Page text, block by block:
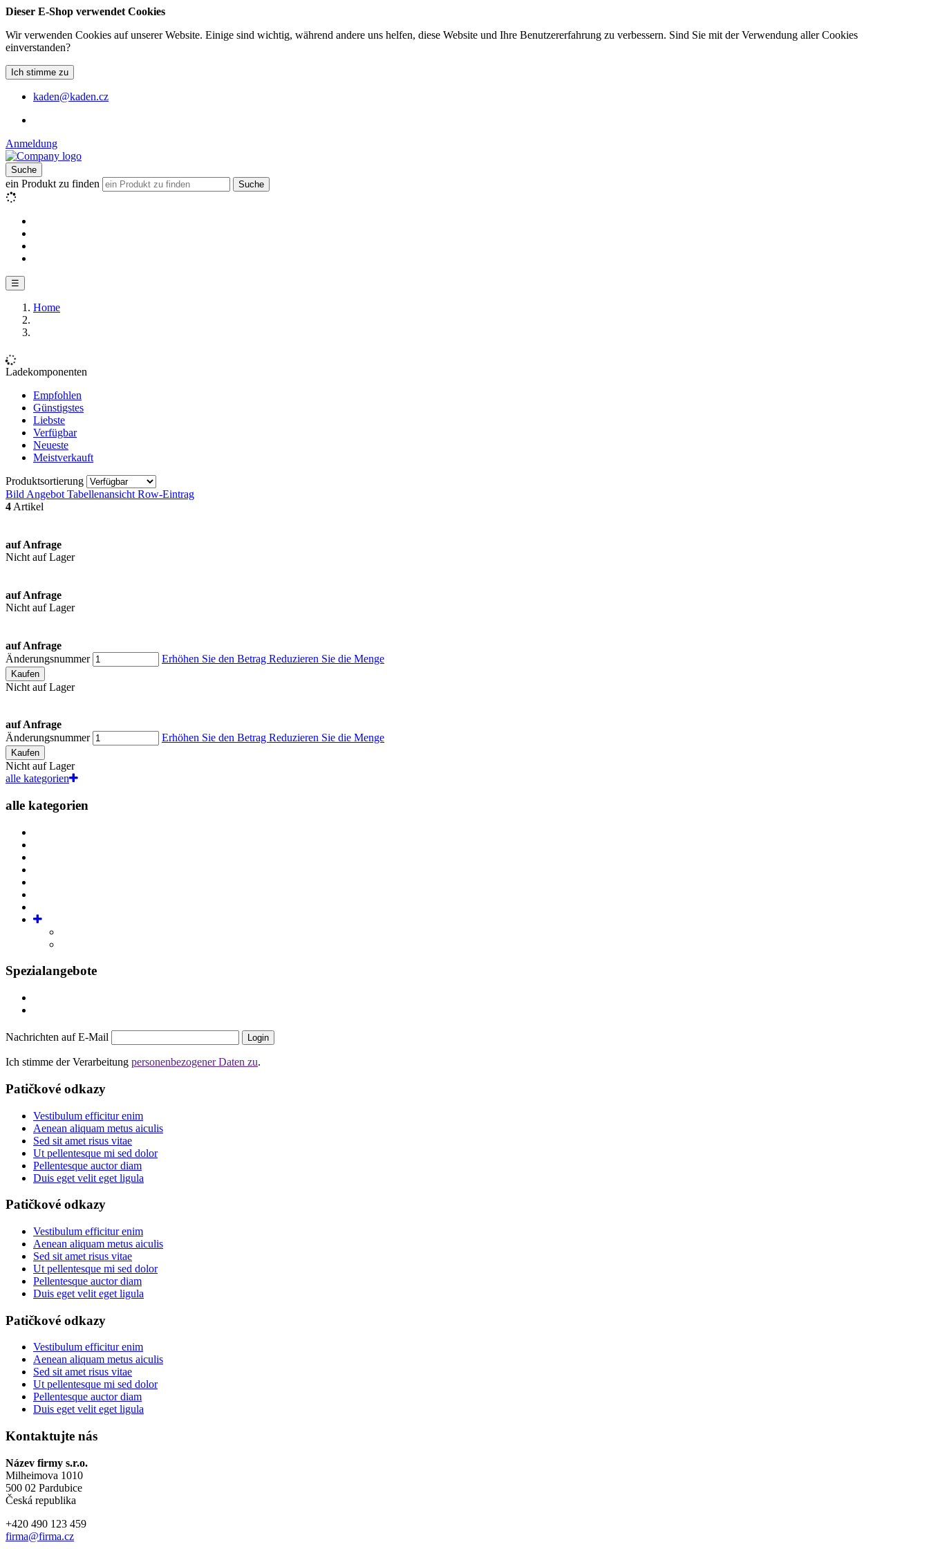
Dieser E-Shop verwendet Cookies
Wir verwenden Cookies auf unserer Website. Einige sind wichtig, während andere uns helfen, diese Website und Ihre Benutzererfahrung zu verbessern. Sind Sie mit der Verwendung aller Cookies
einverstanden?
Ich stimme zu
kaden@kaden.cz
Anmeldung
Suche
ein Produkt zu finden Suche
☰
Home
Ladekomponenten
Empfohlen
Günstigstes
Liebste
Verfügbar
Neueste
Meistverkauft
Produktsortierung
Bild Angebot TabellenansichtRow-Eintrag
4Artikel
auf Anfrage
Nicht auf Lager
auf Anfrage
Nicht auf Lager
auf Anfrage
Änderungsnummer
Erhöhen Sie den Betrag Reduzieren Sie die Menge
Kaufen
Nicht auf Lager
auf Anfrage
Änderungsnummer
Erhöhen Sie den Betrag Reduzieren Sie die Menge
Kaufen
Nicht auf Lager
alle kategorien
alle kategorien
Spezialangebote
Nachrichten auf E-Mail Login
Ich stimme der Verarbeitung personenbezogener Daten zu.
Patičkové odkazy
Vestibulum efficitur enim
Aenean aliquam metus aiculis
Sed sit amet risus vitae
Ut pellentesque mi sed dolor
Pellentesque auctor diam
Duis eget velit eget ligula
Patičkové odkazy
Vestibulum efficitur enim
Aenean aliquam metus aiculis
Sed sit amet risus vitae
Ut pellentesque mi sed dolor
Pellentesque auctor diam
Duis eget velit eget ligula
Patičkové odkazy
Vestibulum efficitur enim
Aenean aliquam metus aiculis
Sed sit amet risus vitae
Ut pellentesque mi sed dolor
Pellentesque auctor diam
Duis eget velit eget ligula
Kontaktujte nás
Název firmy s.r.o.
Milheimova 1010
500 02 Pardubice
Česká republika
+420 490 123 459
firma@firma.cz